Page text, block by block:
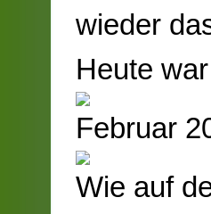
wieder
Heute
Februar
Wie auf